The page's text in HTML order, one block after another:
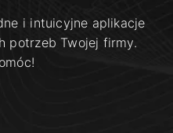
i intuicyjne aplikacje
potrzeb Twojej firmy.